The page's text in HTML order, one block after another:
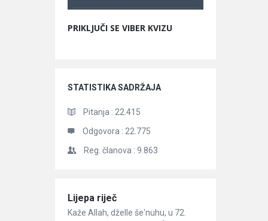
PRIKLJUČI SE VIBER KVIZU
STATISTIKA SADRŽAJA
Pitanja : 22.415
Odgovora : 22.775
Reg. članova : 9.863
Članci
Lijepa riječ
Kaže Allah, dželle še'nuhu, u 72.